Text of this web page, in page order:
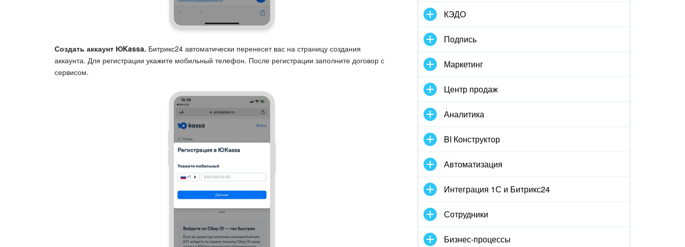
Создать аккаунт ЮKassa. Битрикс24 автоматически перенесет вас на страницу создания
аккаунта. Для регистрации укажите мобильный телефон. После регистрации заполните договор с
сервисом.
КЭДО
Подпись
Маркетинг
Центр продаж
Аналитика
BI Конструктор
Автоматизация
Интеграция 1С и Битрикс24
Сотрудники
Бизнес-процессы